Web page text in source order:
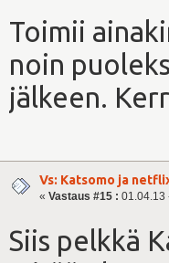
Toimii
noin
jälkeen.
Vs: Katsomo ja
« Vastaus #15 : 01.04.13
Siis pelkkä